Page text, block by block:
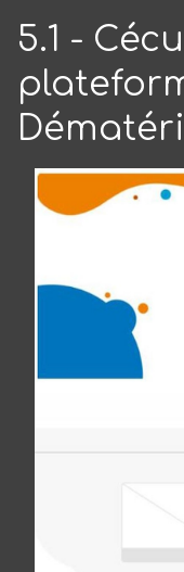
5.1 -